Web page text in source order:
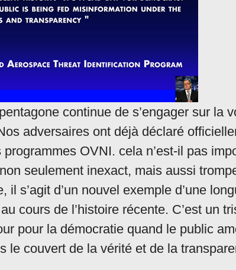
continue de s’engager sur la
adversaires ont déjà déclaré
OVNI. cela n’est-il pas
seulement inexact, mais aussi
s’agit d’un nouvel exemple d’une
cours de l’histoire récente. C’est un
pour la démocratie quand le public
le couvert de la vérité et de la